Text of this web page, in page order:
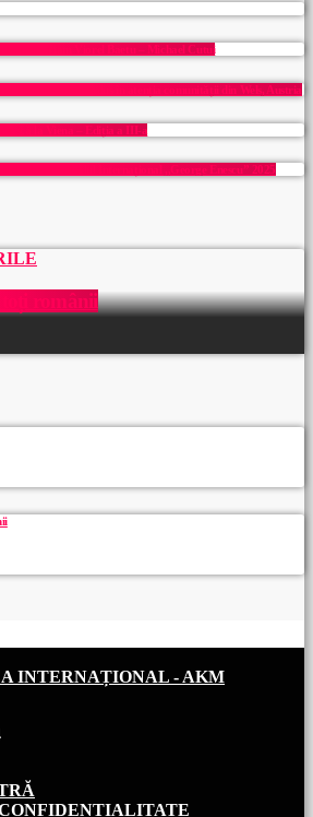
In memoriam Viorel Baetu – Michael Cutui
al Transilvaniei readus în atenția comunității din Wels, Austria
la Viena – Ediția a III-a
clasice: Festivalul Internațional ,,George Enescu” 2025
toți românii
INTERNAȚIONAL - AKM